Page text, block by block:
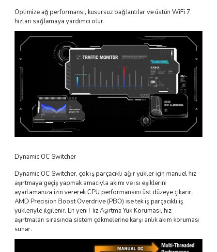
Optimize ağ performansı, kusursuz bağlantılar ve üstün WiFi 7
hızları sağlamaya yardımcı olur.
Dynamic OC Switcher
Dynamic OC Switcher, çok iş parçacıklı ağır yükler için manuel hız
aşırtmaya geçiş yapmak amacıyla akımı ve ısı eşiklerini
ayarlamanıza izin vererek CPU performansını üst düzeye çıkarır.
AMD Precision Boost Overdrive (PBO) ise tek iş parçacıklı iş
yükleriyle ilgilenir. En yeni Hız Aşırtma Yük Koruması, hız
aşırtmaları sırasında sistem çökmelerine karşı anlık akım koruması
sunar.